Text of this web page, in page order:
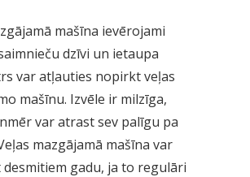
mašīna ievērojami
dzīvi un ietaupa
var atļauties nopirkt veļas
mašīnu. Izvēle ir milzīga,
var atrast sev palīgu pa
mazgājamā mašīna var
gadu, ja to regulāri